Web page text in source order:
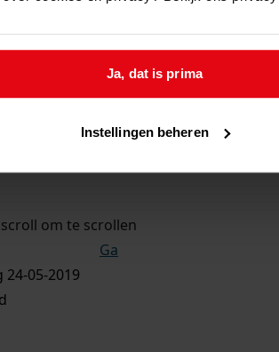
Ja, dat is prima
Instellingen beheren
niet gecontroleerd op volledigheid
scroll om te scrollen
Ga
05-2019